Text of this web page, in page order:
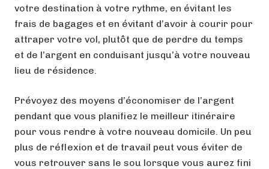
votre destination à votre rythme, en évitant les
frais de bagages et en évitant d’avoir à courir pour
attraper votre vol, plutôt que de perdre du temps
et de l’argent en conduisant jusqu’à votre nouveau
lieu de résidence.
Prévoyez des moyens d’économiser de l’argent
pendant que vous planifiez le meilleur itinéraire
pour vous rendre à votre nouveau domicile. Un peu
plus de réflexion et de travail peut vous éviter de
vous retrouver sans le sou lorsque vous aurez fini